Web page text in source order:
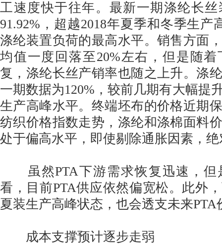
工速度快于往年。最新一期涤纶长
91.92%，超越2018年夏季和冬季生产
涤纶装置负荷的最高水平。销售方面
均值一度回落至20%左右，但是随
复，涤纶长丝产销率也随之上升。涤
一期数据为120%，较前几期有大幅提
生产高峰水平。终端坯布的价格近期
纺织价格指数走势，涤纶和涤棉面料
处于偏高水平，即使剔除通胀因素，
虽然PTA下游需求恢复迅速，但
看，目前PTA供应依然偏宽松。此外
夏装生产高峰状态，也会透支未来
成本支撑预计逐步走弱